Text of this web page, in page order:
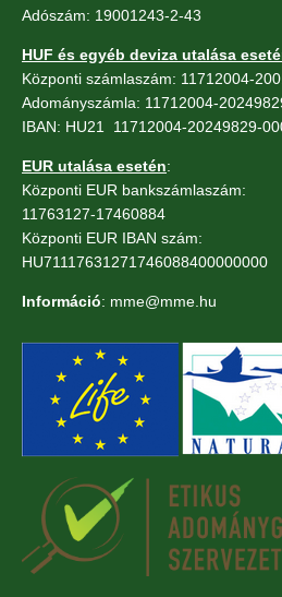
Adószám: 19001243-2-43
HUF és egyéb deviza utalása
Központi számlaszám: 11712004-
Adományszámla: 11712004-
IBAN: HU21 11712004-20249829-
EUR utalása esetén:
Központi EUR bankszámlaszám:
11763127-17460884
Központi EUR IBAN szám:
HU71117631271746088400000000
Információ: mme@mme.hu